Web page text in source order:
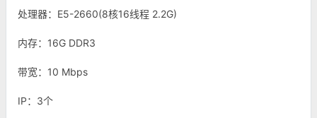
处理器：E5-2660(8核16线程 2.2G)
内存：16G DDR3
带宽：10 Mbps
IP：3个